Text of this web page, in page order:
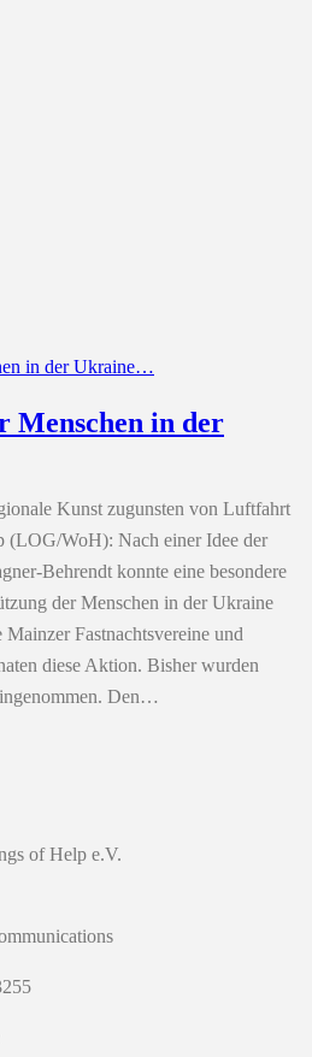
Menschen in der
Kunst zugunsten von Luftfahrt
(LOG/WoH): Nach einer Idee der
Behrendt konnte eine besondere
der Menschen in der Ukraine
Fastnachtsvereine und
diese Aktion. Bisher wurden
Den…
of Help e.V.